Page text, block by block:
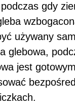
gdy
używany
glebowa,
jest